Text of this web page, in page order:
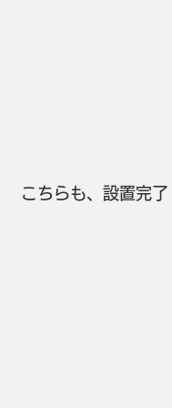
こちらも、設置完